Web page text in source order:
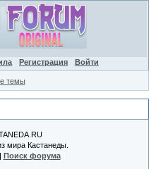
Регистрация Войти
темы
мира Кастанеды.
Поиск форума